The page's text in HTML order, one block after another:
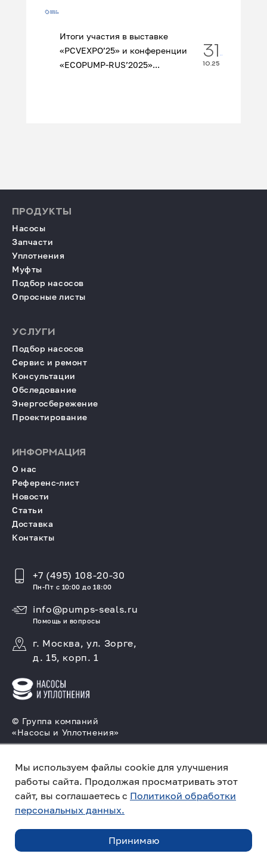
Мы используем файлы cookie для улучшения
работы сайта. Продолжая просматривать этот
сайт, вы соглашаетесь с Политикой обработки
персональных данных.
Принимаю
ПО ЗАПРОСУ
ЗАКАЗАТЬ
Итоги участия в выставке
«PCVEXPO’25» и конференции
«ECOPUMP‑RUS’2025»...
31
10.25
© Группа компаний
«Насосы и Уплотнения»
торцовых уплотнений
Политика конфиденциальности
Создано в компании
продвигать и продавать
ПРОДУКТЫ
Насосы
Запчасти
Уплотнения
Муфты
Подбор насосов
Опросные листы
УСЛУГИ
Подбор насосов
Сервис и ремонт
Консультации
Обследование
Энергосбережение
Проектирование
ИНФОРМАЦИЯ
О нас
Референс-лист
Новости
Статьи
Доставка
Контакты
+7 (495) 108-20-30
Пн-Пт с 10:00 до 18:00
info@pumps-seals.ru
Помощь и вопросы
г. Москва, ул. Зорге,
д. 15, корп. 1